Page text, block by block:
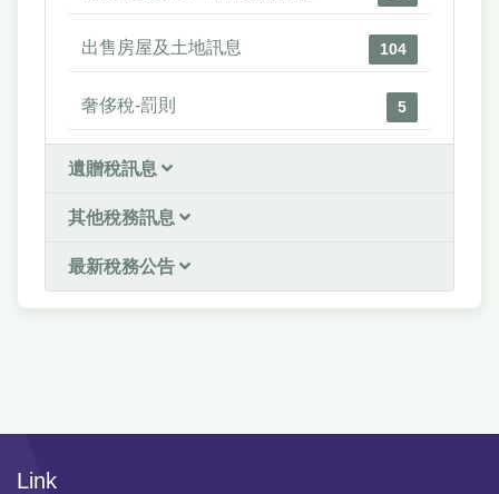
出售房屋及土地訊息 104
奢侈稅-罰則 5
遺贈稅訊息
其他稅務訊息
最新稅務公告
Link